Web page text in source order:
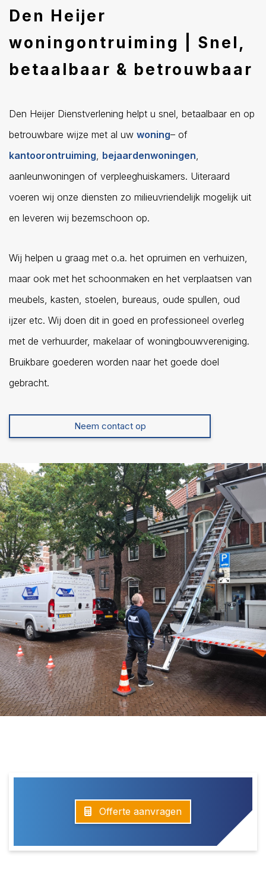
Den Heijer
woningontruiming | Snel,
betaalbaar & betrouwbaar
Den Heijer Dienstverlening helpt u snel, betaalbaar en op
betrouwbare wijze met al uw woning– of
kantoorontruiming, bejaardenwoningen,
aanleunwoningen of verpleeghuiskamers. Uiteraard
voeren wij onze diensten zo milieuvriendelijk mogelijk uit
en leveren wij bezemschoon op.
Wij helpen u graag met o.a. het opruimen en verhuizen,
maar ook met het schoonmaken en het verplaatsen van
meubels, kasten, stoelen, bureaus, oude spullen, oud
ijzer etc. Wij doen dit in goed en professioneel overleg
met de verhuurder, makelaar of woningbouwvereniging.
Bruikbare goederen worden naar het goede doel
gebracht.
Neem contact op
Offerte aanvragen